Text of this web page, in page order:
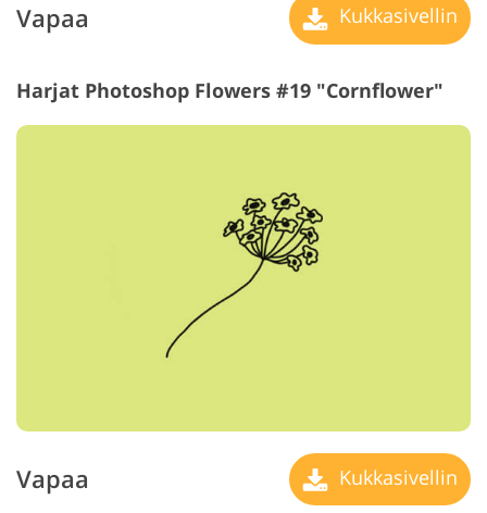
Vapaa Kukkasivellin
Harjat Photoshop Flowers #19 "Cornflower"
Vapaa Kukkasivellin